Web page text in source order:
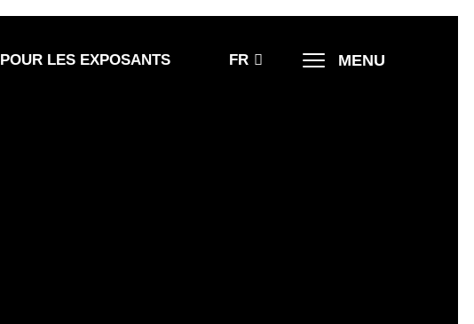
POUR LES EXPOSANTS FR MENU